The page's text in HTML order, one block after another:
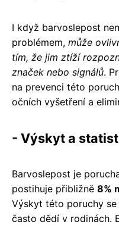
I když barvoslepost
problémem, může
tím, že jim ztíží
značek nebo signálů.
na prevenci této
očních vyšetření a
- Výskyt a
Barvoslepost je
postihuje přibližně 8%
Výskyt této poruchy se
často dědí v rodinách.